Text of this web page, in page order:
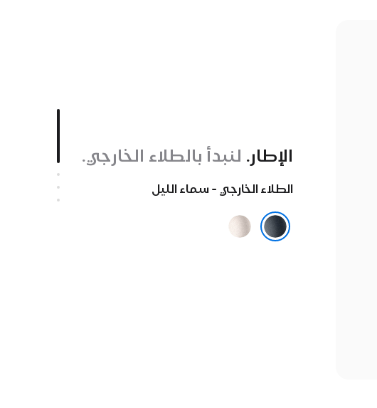
الإطار. لنبدأ بالطلاء الخارجي.
الطلاء الخارجي - سماء الليل
ضوء
النجوم